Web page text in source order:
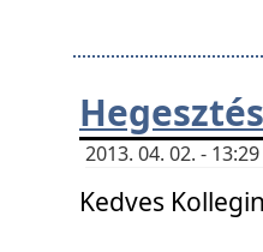
2013. 04. 02. -
Kedves